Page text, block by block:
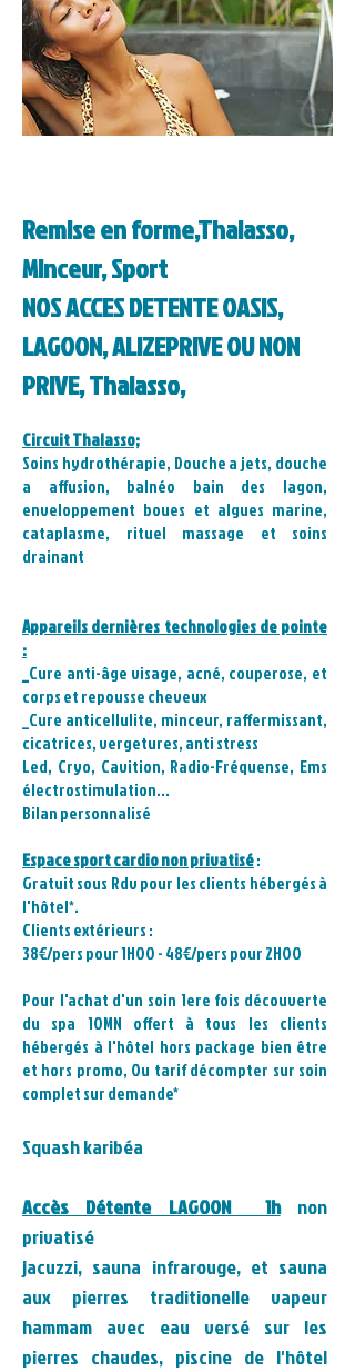
Remise en forme,Thalasso,
Minceur, Sport
NOS ACCES DETENTE OASIS,
LAGOON, ALIZEPRIVE OU NON
PRIVE, Thalasso,
Circuit Thalasso;
Soins hydrothérapie, Douche a jets, douche
a affusion, balnéo bain des lagon,
enveloppement boues et algues marine,
cataplasme, rituel massage et soins
drainant
Appareils dernières technologies de pointe
:
Cure anti-âge visage, acné, couperose, et
corps et repousse cheveux
Cure anticellulite, minceur, raffermissant,
cicatrices, vergetures, anti stress
Led, Cryo, Cavition, Radio-Fréquense, Ems
électrostimulation...
Bilan personnalisé
Espace sport cardio non privatisé:
Gratuit sous Rdv pour les clients hébergés à
l'hôtel*.
Clients extérieurs :
38€/pers pour 1H00 - 48€/pers pour 2H00
Pour l'achat d'un soin 1ere fois découverte
du spa 10MN offert à tous les clients
hébergés à l'hôtel hors package bien être
et hors promo, Ou tarifdécompter sur soin
complet sur demande*
Squash karibéa
Accès Détente LAGOON 1hnon
privatisé
jacuzzi, sauna infrarouge, et sauna
aux pierres traditionelle vapeur
hammam avec eau versé sur les
pierres chaudes, piscine de l'hôtel